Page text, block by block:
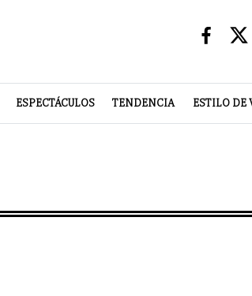
ESPECTÁCULOS TENDENCIA ESTILO DE